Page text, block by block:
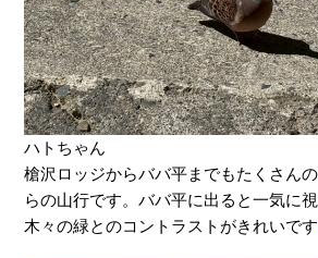
ハトちゃん
槍沢ロッジからババ平までもたくさん
らの山行です。ババ平に出ると一気に
木々の緑とのコントラストがきれいです